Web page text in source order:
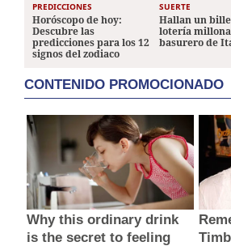
PREDICCIONES
Horóscopo de hoy:
Descubre las
predicciones para los 12
signos del zodiaco
SUERTE
Hallan un
lotería
basurero de
CONTENIDO PROMOCIONADO
Why this ordinary drink
is the secret to feeling